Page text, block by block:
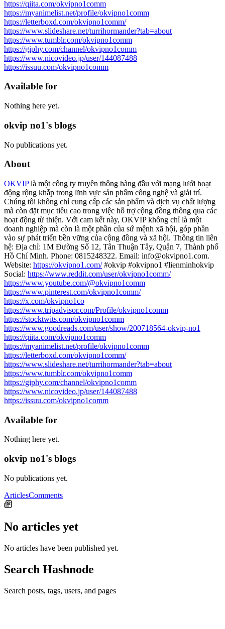
https://qiita.com/okvipno1comm
https://myanimelist.net/profile/okvipno1comm
https://letterboxd.com/okvipno1comm/
https://www.slideshare.net/turrihormander?tab=about
https://www.tumblr.com/okvipno1comm
https://giphy.com/channel/okvipno1comm
https://www.nicovideo.jp/user/144087488
https://issuu.com/okvipno1comm
Available for
Nothing here yet.
okvip no1's blogs
No publications yet.
About
OKVIPlà một công ty truyền thông hàng đầu với mạng lưới hoạt
động rộng khắp trong lĩnh vực sản phẩm công nghệ và giải trí.
Chúng tôi không chỉ cung cấp các sản phẩm và dịch vụ chất lượng
mà còn đặt mục tiêu cao trong việc hỗ trợ cộng đồng thông qua các
hoạt động từ thiện. Với cam kết này, OKVIP không chỉ là một
doanh nghiệp mà còn là một phần của sứ mệnh xã hội, góp phần
vào sự phát triển bền vững của cộng đồng và xã hội. Thông tin liên
hệ: Địa chỉ: 1M Đường Số 12, Tân Thuận Tây, Quận 7, Thành phố
Hồ Chí Minh. Phone: 0815248322. Email: info@okvipno1.com.
Website: https://okvipno1.com/#okvip #okvipno1 #lienminhokvip
Social: https://www.reddit.com/user/okvipno1comm/
https://www.youtube.com/@okvipno1comm
https://www.pinterest.com/okvipno1comm/
https://x.com/okvipno1co
https://www.tripadvisor.com/Profile/okvipno1comm
https://stocktwits.com/okvipno1comm
https://www.goodreads.com/user/show/200718564-okvip-no1
https://qiita.com/okvipno1comm
https://myanimelist.net/profile/okvipno1comm
https://letterboxd.com/okvipno1comm/
https://www.slideshare.net/turrihormander?tab=about
https://www.tumblr.com/okvipno1comm
https://giphy.com/channel/okvipno1comm
https://www.nicovideo.jp/user/144087488
https://issuu.com/okvipno1comm
Available for
Nothing here yet.
okvip no1's blogs
No publications yet.
ArticlesComments
No articles yet
No articles have been published yet.
Search Hashnode
Search posts, tags, users, and pages